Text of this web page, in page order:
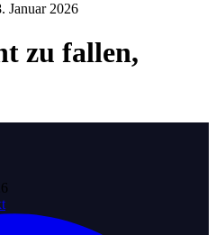
Januar 2026
zu fallen,